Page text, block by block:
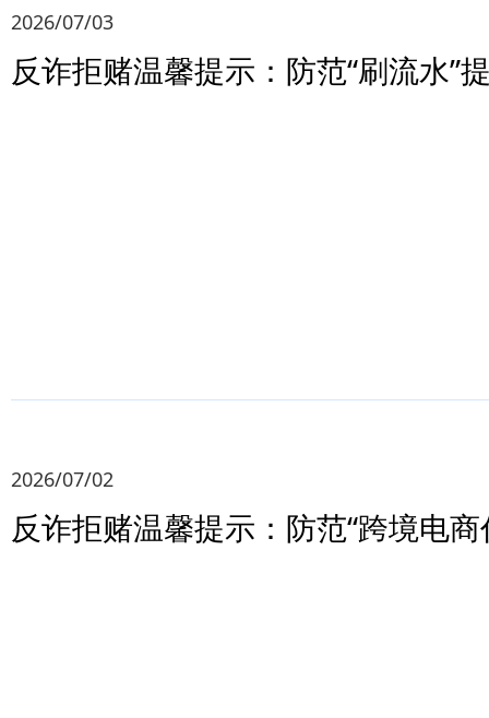
2026/07/03
反诈拒赌温馨提示：防范“刷流水”
2026/07/02
反诈拒赌温馨提示：防范“跨境电